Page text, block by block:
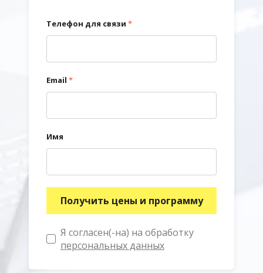
Телефон для связи *
Email *
Имя
Получить цены и программу
Я согласен(-на) на обработку
персональных данных